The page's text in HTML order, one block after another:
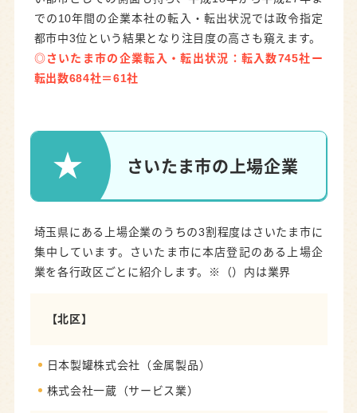
での10年間の企業本社の転入・転出状況では政令指定
都市中3位という結果となり注目度の高さも窺えます。
◎さいたま市の企業転入・転出状況：転入数745社ー
転出数684社＝61社
さいたま市の上場企業
埼玉県にある上場企業のうちの3割程度はさいたま市に
集中しています。さいたま市に本店登記のある上場企
業を各行政区ごとに紹介します。※（）内は業界
【北区】
日本製罐株式会社（金属製品）
株式会社一蔵（サービス業）